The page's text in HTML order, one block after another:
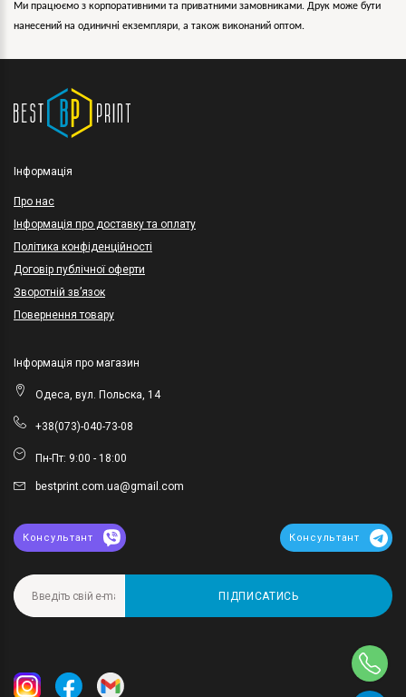
Ми працюємо з корпоративними та приватними замовниками. Друк може бути
нанесений на одиничні екземпляри, а також виконаний оптом.
Інформація
Про нас
Інформація про доставку та оплату
Політика конфіденційності
Договір публічної оферти
Зворотній зв’язок
Повернення товару
Інформація про магазин
Одеса, вул. Польска, 14
+38(073)-040-73-08
Пн-Пт: 9:00 - 18:00
bestprint.com.ua@gmail.com
Консультант Консультант
ПІДПИСАТИСЬ